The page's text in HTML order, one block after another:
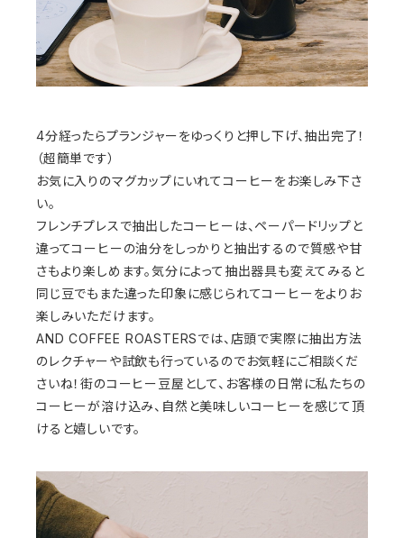
4分経ったらプランジャーをゆっくりと押し下げ、抽出完了！
（超簡単です）
お気に入りのマグカップにいれてコーヒーをお楽しみ下さ
い。
フレンチプレスで抽出したコーヒーは、ペーパードリップと
違ってコーヒーの油分をしっかりと抽出するので質感や甘
さもより楽しめます。気分によって抽出器具も変えてみると
同じ豆でもまた違った印象に感じられてコーヒーをよりお
楽しみいただけます。
AND COFFEE ROASTERSでは、店頭で実際に抽出方法
のレクチャーや試飲も行っているのでお気軽にご相談くだ
さいね！街のコーヒー豆屋として、お客様の日常に私たちの
コーヒーが溶け込み、自然と美味しいコーヒーを感じて頂
けると嬉しいです。